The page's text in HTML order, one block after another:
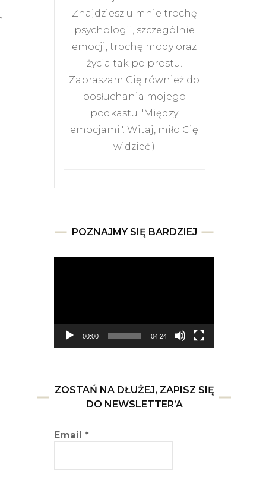
Znajdziesz u mnie trochę
psychologii, szczególnie
emocji, trochę mody oraz
życia tak po prostu.
Zapraszam Cię również do
posłuchania mojego
podkastu "Między
emocjami". Witaj, miło Cię
widzieć:)
POZNAJMY SIĘ BARDZIEJ
00:00 04:24
ZOSTAŃ NA DŁUŻEJ, ZAPISZ SIĘ
DO NEWSLETTER’A
Email *